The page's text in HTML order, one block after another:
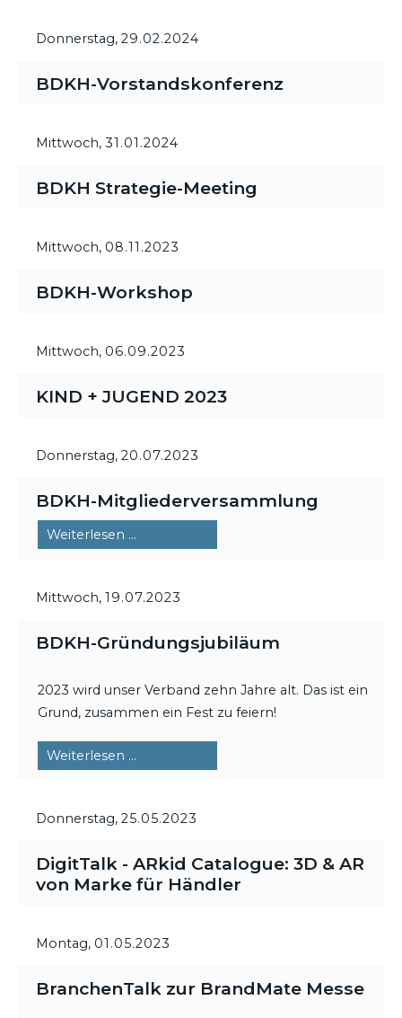
Donnerstag, 29.02.2024
BDKH-Vorstandskonferenz
Mittwoch, 31.01.2024
BDKH Strategie-Meeting
Mittwoch, 08.11.2023
BDKH-Workshop
Mittwoch, 06.09.2023
KIND + JUGEND 2023
Donnerstag, 20.07.2023
BDKH-Mitgliederversammlung
Weiterlesen …
Mittwoch, 19.07.2023
BDKH-Gründungsjubiläum
2023 wird unser Verband zehn Jahre alt. Das ist ein
Grund, zusammen ein Fest zu feiern!
Weiterlesen …
Donnerstag, 25.05.2023
DigitTalk - ARkid Catalogue: 3D & AR
von Marke für Händler
Montag, 01.05.2023
BranchenTalk zur BrandMate Messe